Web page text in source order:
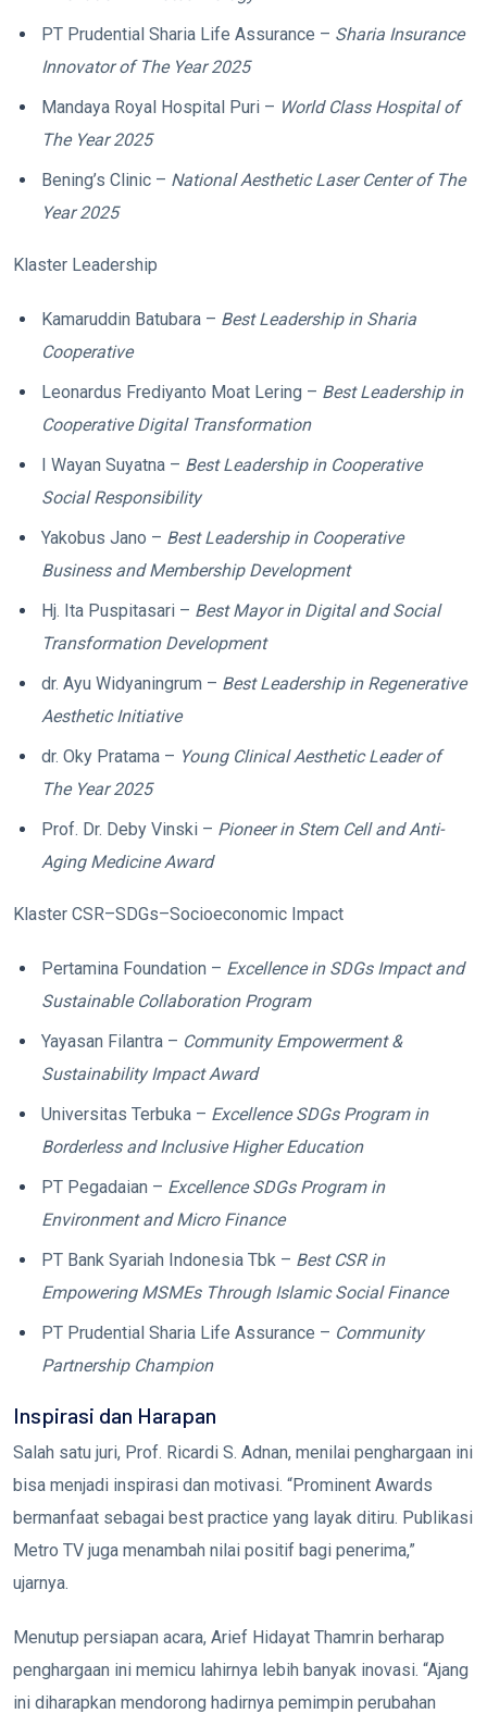
PT Prudential Sharia Life Assurance – Sharia Insurance
Innovator of The Year 2025
Mandaya Royal Hospital Puri – World Class Hospital of
The Year 2025
Bening’s Clinic – National Aesthetic Laser Center of The
Year 2025
Klaster Leadership
Kamaruddin Batubara – Best Leadership in Sharia
Cooperative
Leonardus Frediyanto Moat Lering – Best Leadership in
Cooperative Digital Transformation
I Wayan Suyatna – Best Leadership in Cooperative
Social Responsibility
Yakobus Jano – Best Leadership in Cooperative
Business and Membership Development
Hj. Ita Puspitasari – Best Mayor in Digital and Social
Transformation Development
dr. Ayu Widyaningrum – Best Leadership in Regenerative
Aesthetic Initiative
dr. Oky Pratama – Young Clinical Aesthetic Leader of
The Year 2025
Prof. Dr. Deby Vinski – Pioneer in Stem Cell and Anti-
Aging Medicine Award
Klaster CSR–SDGs–Socioeconomic Impact
Pertamina Foundation – Excellence in SDGs Impact and
Sustainable Collaboration Program
Yayasan Filantra – Community Empowerment &
Sustainability Impact Award
Universitas Terbuka – Excellence SDGs Program in
Borderless and Inclusive Higher Education
PT Pegadaian – Excellence SDGs Program in
Environment and Micro Finance
PT Bank Syariah Indonesia Tbk – Best CSR in
Empowering MSMEs Through Islamic Social Finance
PT Prudential Sharia Life Assurance – Community
Partnership Champion
Inspirasi dan Harapan
Salah satu juri, Prof. Ricardi S. Adnan, menilai penghargaan ini
bisa menjadi inspirasi dan motivasi. “Prominent Awards
bermanfaat sebagai best practice yang layak ditiru. Publikasi
Metro TV juga menambah nilai positif bagi penerima,”
ujarnya.
Menutup persiapan acara, Arief Hidayat Thamrin berharap
penghargaan ini memicu lahirnya lebih banyak inovasi. “Ajang
ini diharapkan mendorong hadirnya pemimpin perubahan